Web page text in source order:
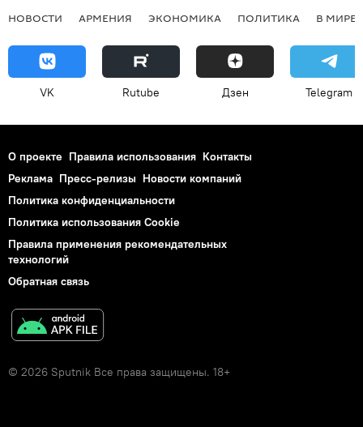
НОВОСТИ АРМЕНИЯ ЭКОНОМИКА ПОЛИТИКА В МИРЕ
VK Rutube Дзен Telegram
О проекте Правила использования Контакты
Реклама Пресс-релизы Новости компаний
Политика конфиденциальности
Политика использования Cookie
Правила применения рекомендательных
технологий
Обратная связь
© 2026 Sputnik Все права защищены. 18+